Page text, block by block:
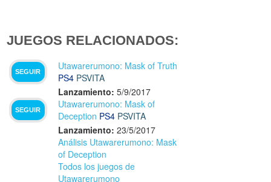
JUEGOS RELACIONADOS:
SEGUIR
Utawarerumono: Mask of Truth
PS4 PSVITA
Lanzamiento: 5/9/2017
SEGUIR
Utawarerumono: Mask of
Deception PS4 PSVITA
Lanzamiento: 23/5/2017
Análisis Utawarerumono: Mask
of Deception
Todos los juegos de
Utawarerumono